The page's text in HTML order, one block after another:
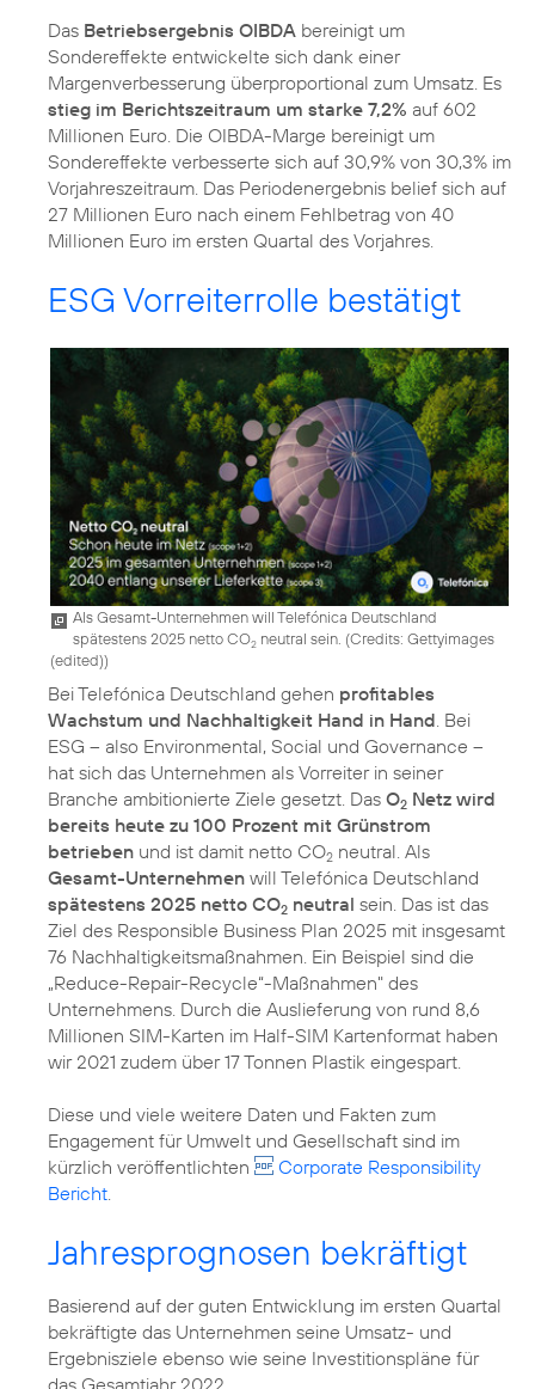
Das Betriebsergebnis OIBDA bereinigt um
Sondereffekte entwickelte sich dank einer
Margenverbesserung überproportional zum Umsatz. Es
stieg im Berichtszeitraum um starke 7,2% auf 602
Millionen Euro. Die OIBDA-Marge bereinigt um
Sondereffekte verbesserte sich auf 30,9% von 30,3% im
Vorjahreszeitraum. Das Periodenergebnis belief sich auf
27 Millionen Euro nach einem Fehlbetrag von 40
Millionen Euro im ersten Quartal des Vorjahres.
ESG Vorreiterrolle bestätigt
Als Gesamt-Unternehmen will Telefónica Deutschland
spätestens 2025 netto CO2 neutral sein. (Credits: Gettyimages
(edited))
Bei Telefónica Deutschland gehen profitables
Wachstum und Nachhaltigkeit Hand in Hand. Bei
ESG – also Environmental, Social und Governance –
hat sich das Unternehmen als Vorreiter in seiner
Branche ambitionierte Ziele gesetzt. Das O2 Netz wird
bereits heute zu 100 Prozent mit Grünstrom
betrieben und ist damit netto CO2 neutral. Als
Gesamt-Unternehmen will Telefónica Deutschland
spätestens 2025 netto CO2 neutral sein. Das ist das
Ziel des Responsible Business Plan 2025 mit insgesamt
76 Nachhaltigkeitsmaßnahmen. Ein Beispiel sind die
„Reduce-Repair-Recycle“-Maßnahmen" des
Unternehmens. Durch die Auslieferung von rund 8,6
Millionen SIM-Karten im Half-SIM Kartenformat haben
wir 2021 zudem über 17 Tonnen Plastik eingespart.
Diese und viele weitere Daten und Fakten zum
Engagement für Umwelt und Gesellschaft sind im
kürzlich veröffentlichten
Corporate Responsibility
Bericht.
Jahresprognosen bekräftigt
Basierend auf der guten Entwicklung im ersten Quartal
bekräftigte das Unternehmen seine Umsatz- und
Ergebnisziele ebenso wie seine Investitionspläne für